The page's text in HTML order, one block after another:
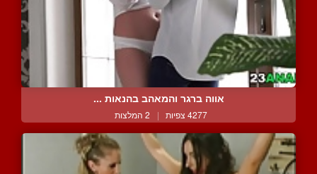
אווה ברגר והמאהב בהנאות ...
4277 צפיות | 2 המלצות